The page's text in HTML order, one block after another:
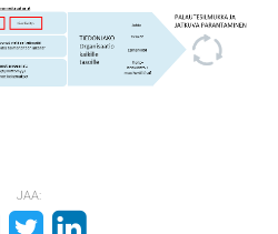
JAA: